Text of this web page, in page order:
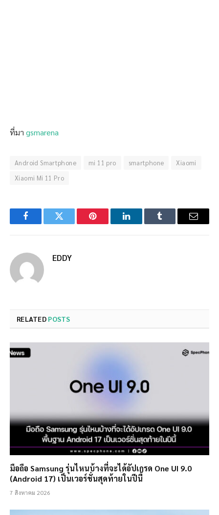
ที่มา gsmarena
Android Smartphone mi 11 pro smartphone
Xiaomi
Xiaomi Mi 11 Pro
FacebookTwitter Pinterest LinkedInTumblr Email
EDDY
RELATED POSTS
มือถือ Samsung รุ่นไหนบ้างที่จะได้อัปเกรด One UI 9.0
(Android 17) เป็นเวอร์ชั่นสุดท้ายในปีนี้
7 สิงหาคม 2026